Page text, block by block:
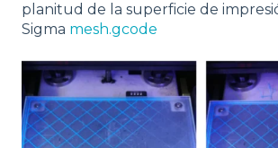
planitud de la superficie de
Sigma mesh.gcode